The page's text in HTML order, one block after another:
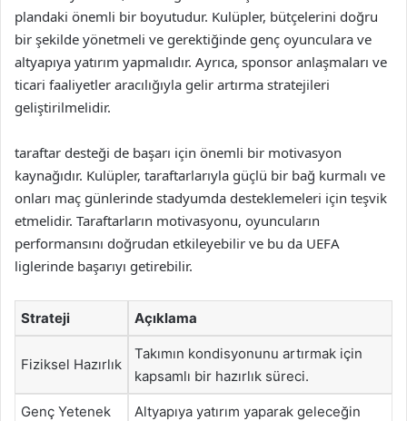
plandaki önemli bir boyutudur. Kulüpler, bütçelerini doğru
bir şekilde yönetmeli ve gerektiğinde genç oyunculara ve
altyapıya yatırım yapmalıdır. Ayrıca, sponsor anlaşmaları ve
ticari faaliyetler aracılığıyla gelir artırma stratejileri
geliştirilmelidir.
taraftar desteği de başarı için önemli bir motivasyon
kaynağıdır. Kulüpler, taraftarlarıyla güçlü bir bağ kurmalı ve
onları maç günlerinde stadyumda desteklemeleri için teşvik
etmelidir. Taraftarların motivasyonu, oyuncuların
performansını doğrudan etkileyebilir ve bu da UEFA
liglerinde başarıyı getirebilir.
Strateji Açıklama
Fiziksel Hazırlık
Takımın kondisyonunu artırmak için
kapsamlı bir hazırlık süreci.
Genç Yetenek
Altyapıya yatırım yaparak geleceğin